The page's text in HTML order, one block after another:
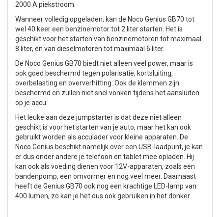
2000 A piekstroom.
Wanneer volledig opgeladen, kan de Noco Genius GB70 tot
wel 40 keer een benzinemotor tot 2 liter starten. Het is
geschikt voor het starten van benzinemotoren tot maximaal
8 liter, en van dieselmotoren tot maximaal 6 liter.
De Noco Genius GB70 biedt niet alleen veel power, maar is
ook goed beschermd tegen polarisatie, kortsluiting,
overbelasting en oververhitting. Ook de klemmen zijn
beschermd en zullen niet snel vonken tijdens het aansluiten
op je accu.
Het leuke aan deze jumpstarter is dat deze niet alleen
geschikt is voor het starten van je auto, maar het kan ook
gebruikt worden als acculader voor kleine apparaten. De
Noco Genius beschikt namelijk over een USB-laadpunt, je kan
er dus onder andere je telefoon en tablet mee opladen. Hij
kan ook als voeding dienen voor 12V-apparaten, zoals een
bandenpomp, een omvormer en nog veel meer. Daarnaast
heeft de Genius GB70 ook nog een krachtige LED-lamp van
400 lumen, zo kan je het dus ook gebruiken in het donker.